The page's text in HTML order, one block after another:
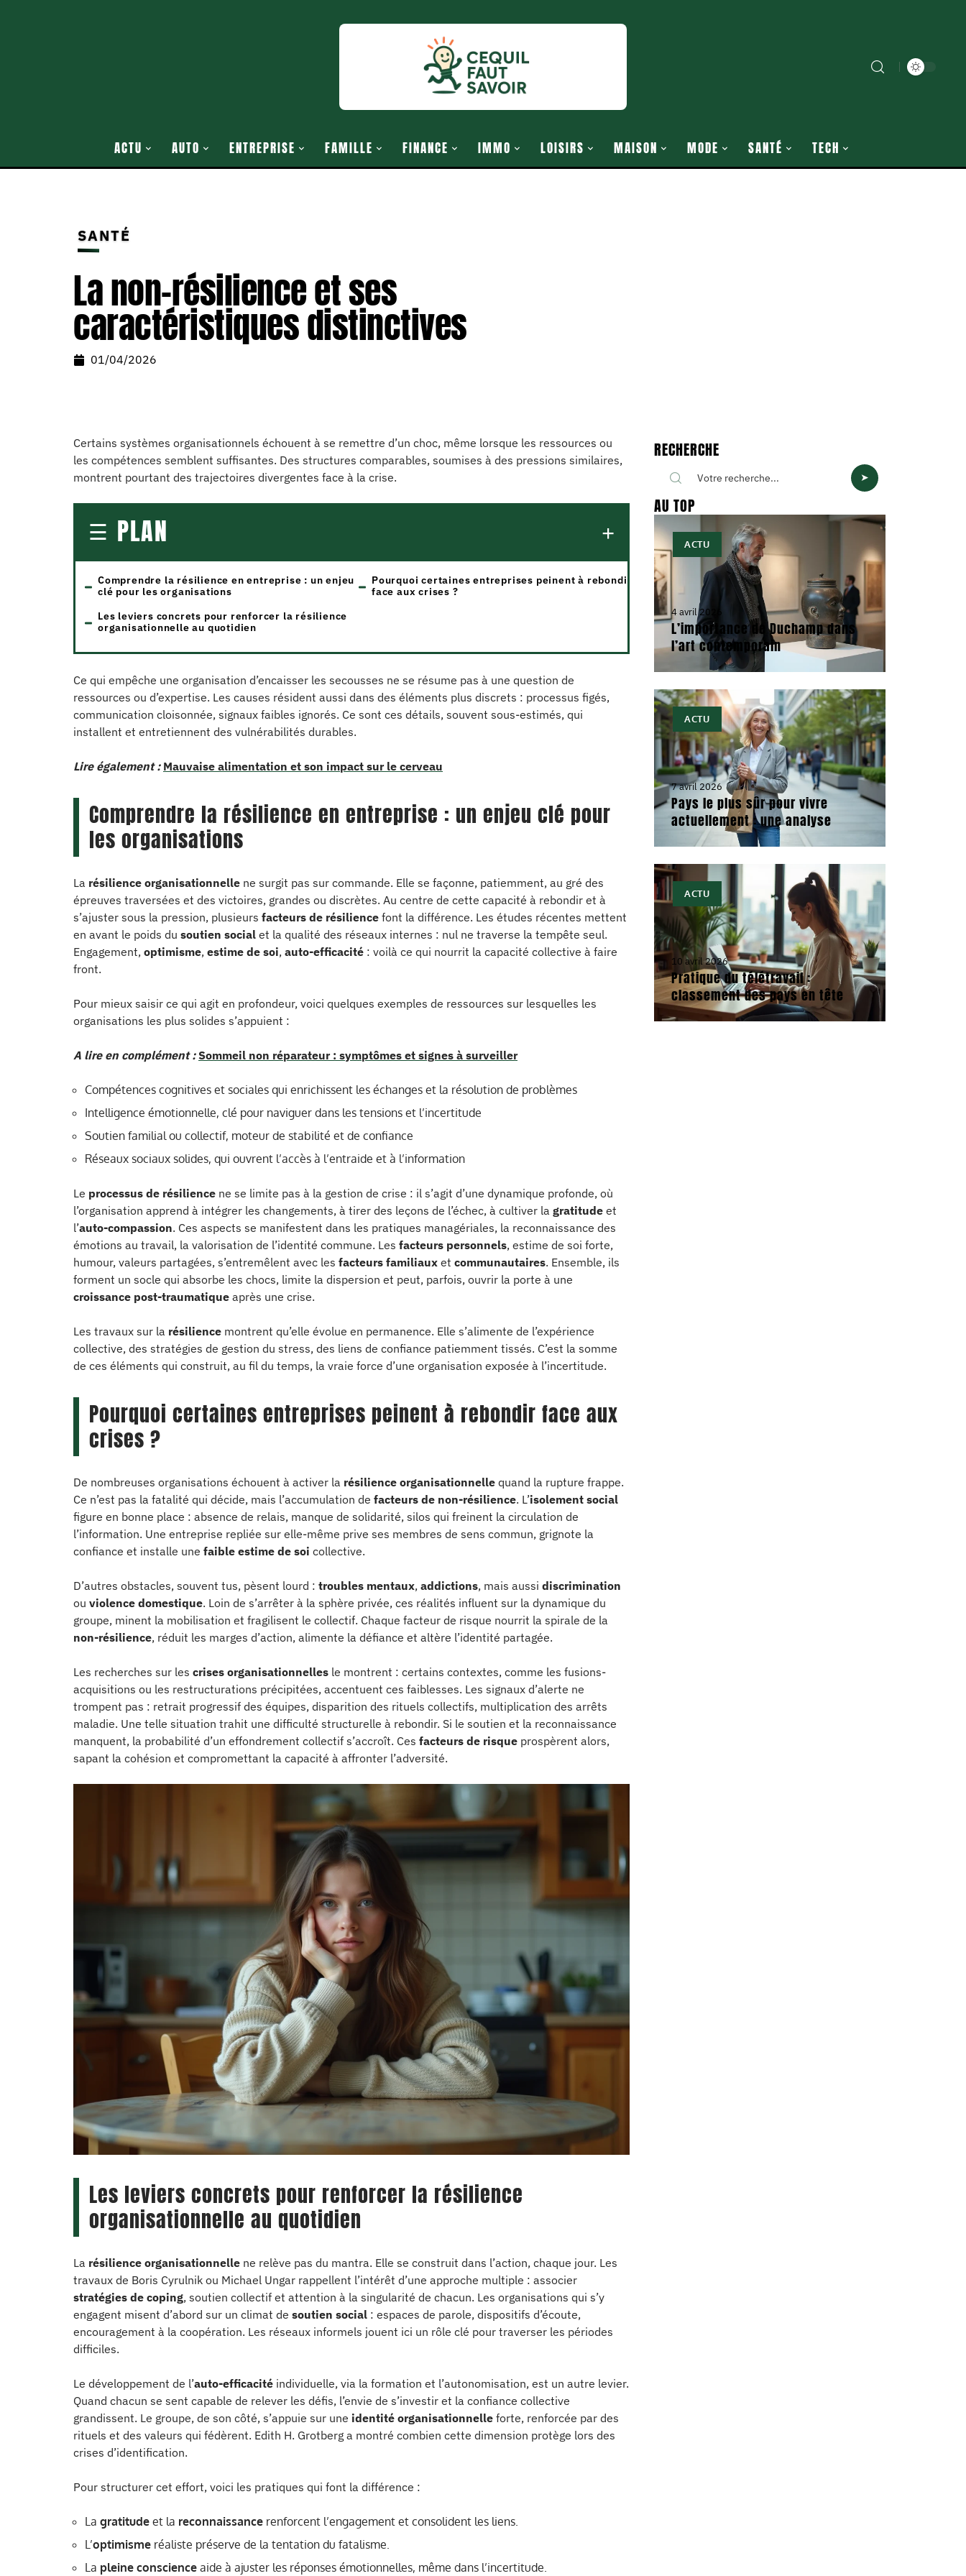
ACTU AUTO ENTREPRISE FAMILLE FINANCE IMMO LOISIRS MAISON MODE SANTÉ TECH
SANTÉ
La non-résilience et ses
caractéristiques distinctives
01/04/2026
Certains systèmes organisationnels échouent à se remettre d’un choc, même lorsque les ressources ou
les compétences semblent suffisantes. Des structures comparables, soumises à des pressions similaires,
montrent pourtant des trajectoires divergentes face à la crise.
PLAN
Comprendre la résilience en entreprise : un enjeu
clé pour les organisations
Pourquoi certaines entreprises peinent à rebondir
face aux crises ?
Les leviers concrets pour renforcer la résilience
organisationnelle au quotidien
Ce qui empêche une organisation d’encaisser les secousses ne se résume pas à une question de
ressources ou d’expertise. Les causes résident aussi dans des éléments plus discrets : processus figés,
communication cloisonnée, signaux faibles ignorés. Ce sont ces détails, souvent sous-estimés, qui
installent et entretiennent des vulnérabilités durables.
Lire également : Mauvaise alimentation et son impact sur le cerveau
Comprendre la résilience en entreprise : un enjeu clé pour
les organisations
La résilience organisationnelle ne surgit pas sur commande. Elle se façonne, patiemment, au gré des
épreuves traversées et des victoires, grandes ou discrètes. Au centre de cette capacité à rebondir et à
s’ajuster sous la pression, plusieurs facteurs de résilience font la différence. Les études récentes mettent
en avant le poids du soutien social et la qualité des réseaux internes : nul ne traverse la tempête seul.
Engagement, optimisme, estime de soi, auto-efficacité : voilà ce qui nourrit la capacité collective à faire
front.
Pour mieux saisir ce qui agit en profondeur, voici quelques exemples de ressources sur lesquelles les
organisations les plus solides s’appuient :
A lire en complément : Sommeil non réparateur : symptômes et signes à surveiller
Compétences cognitives et sociales qui enrichissent les échanges et la résolution de problèmes
Intelligence émotionnelle, clé pour naviguer dans les tensions et l’incertitude
Soutien familial ou collectif, moteur de stabilité et de confiance
Réseaux sociaux solides, qui ouvrent l’accès à l’entraide et à l’information
Le processus de résilience ne se limite pas à la gestion de crise : il s’agit d’une dynamique profonde, où
l’organisation apprend à intégrer les changements, à tirer des leçons de l’échec, à cultiver la gratitude et
l’auto-compassion. Ces aspects se manifestent dans les pratiques managériales, la reconnaissance des
émotions au travail, la valorisation de l’identité commune. Les facteurs personnels, estime de soi forte,
humour, valeurs partagées, s’entremêlent avec les facteurs familiaux et communautaires. Ensemble, ils
forment un socle qui absorbe les chocs, limite la dispersion et peut, parfois, ouvrir la porte à une
croissance post-traumatique après une crise.
Les travaux sur la résilience montrent qu’elle évolue en permanence. Elle s’alimente de l’expérience
collective, des stratégies de gestion du stress, des liens de confiance patiemment tissés. C’est la somme
de ces éléments qui construit, au fil du temps, la vraie force d’une organisation exposée à l’incertitude.
Pourquoi certaines entreprises peinent à rebondir face aux
crises ?
De nombreuses organisations échouent à activer la résilience organisationnelle quand la rupture frappe.
Ce n’est pas la fatalité qui décide, mais l’accumulation de facteurs de non-résilience. L’isolement social
figure en bonne place : absence de relais, manque de solidarité, silos qui freinent la circulation de
l’information. Une entreprise repliée sur elle-même prive ses membres de sens commun, grignote la
confiance et installe une faible estime de soi collective.
D’autres obstacles, souvent tus, pèsent lourd : troubles mentaux, addictions, mais aussi discrimination
ou violence domestique. Loin de s’arrêter à la sphère privée, ces réalités influent sur la dynamique du
groupe, minent la mobilisation et fragilisent le collectif. Chaque facteur de risque nourrit la spirale de la
non-résilience, réduit les marges d’action, alimente la défiance et altère l’identité partagée.
Les recherches sur les crises organisationnelles le montrent : certains contextes, comme les fusions-
acquisitions ou les restructurations précipitées, accentuent ces faiblesses. Les signaux d’alerte ne
trompent pas : retrait progressif des équipes, disparition des rituels collectifs, multiplication des arrêts
maladie. Une telle situation trahit une difficulté structurelle à rebondir. Si le soutien et la reconnaissance
manquent, la probabilité d’un effondrement collectif s’accroît. Ces facteurs de risque prospèrent alors,
sapant la cohésion et compromettant la capacité à affronter l’adversité.
Les leviers concrets pour renforcer la résilience
organisationnelle au quotidien
La résilience organisationnelle ne relève pas du mantra. Elle se construit dans l’action, chaque jour. Les
travaux de Boris Cyrulnik ou Michael Ungar rappellent l’intérêt d’une approche multiple : associer
stratégies de coping, soutien collectif et attention à la singularité de chacun. Les organisations qui s’y
engagent misent d’abord sur un climat de soutien social : espaces de parole, dispositifs d’écoute,
encouragement à la coopération. Les réseaux informels jouent ici un rôle clé pour traverser les périodes
difficiles.
Le développement de l’auto-efficacité individuelle, via la formation et l’autonomisation, est un autre levier.
Quand chacun se sent capable de relever les défis, l’envie de s’investir et la confiance collective
grandissent. Le groupe, de son côté, s’appuie sur une identité organisationnelle forte, renforcée par des
rituels et des valeurs qui fédèrent. Edith H. Grotberg a montré combien cette dimension protège lors des
crises d’identification.
Pour structurer cet effort, voici les pratiques qui font la différence :
La gratitude et la reconnaissance renforcent l’engagement et consolident les liens.
L’optimisme réaliste préserve de la tentation du fatalisme.
La pleine conscience aide à ajuster les réponses émotionnelles, même dans l’incertitude.
RECHERCHE
AU TOP
ACTU
4 avril 2026
L’importance de Duchamp dans
l’art contemporain
ACTU
7 avril 2026
Pays le plus sûr pour vivre
actuellement : une analyse
ACTU
10 avril 2026
Pratique du télétravail :
classement des pays en tête